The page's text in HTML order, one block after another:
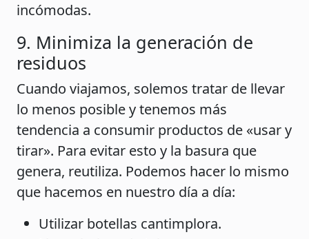
incómodas.
9. Minimiza la generación de
residuos
Cuando viajamos, solemos tratar de llevar
lo menos posible y tenemos más
tendencia a consumir productos de «usar y
tirar». Para evitar esto y la basura que
genera, reutiliza. Podemos hacer lo mismo
que hacemos en nuestro día a día:
Utilizar botellas cantimplora.